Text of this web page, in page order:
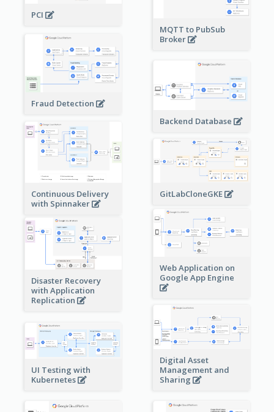
PCI
MQTT to PubSub
Broker
Fraud Detection
Backend Database
Continuous Delivery
with Spinnaker
GitLabCloneGKE
Web Application on
Google App Engine
Disaster Recovery
with Application
Replication
Digital Asset
Management and
Sharing
UI Testing with
Kubernetes